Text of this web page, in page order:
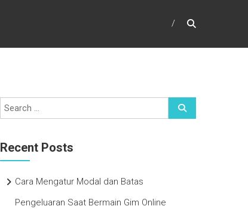
Recent Posts
Cara Mengatur Modal dan Batas
Pengeluaran Saat Bermain Gim Online